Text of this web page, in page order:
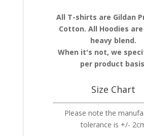
All T-shirts are Gildan
Cotton. All Hoodies are
heavy blend.
When it's not, we
per product
Size Chart
Please note the
tolerance is +/-